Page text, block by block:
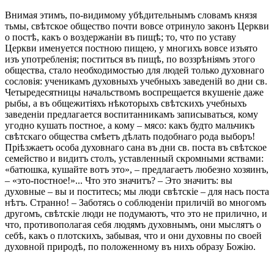
Внимая этимъ, по-видимому убѣдительнымъ словамъ князя
тьмы, свѣтское общество почти вовсе отринуло законъ Церкви
о постѣ, какъ о воздержаніи въ пищѣ; то, что по уставу
Церкви именуется постною пищею, у многихъ вовсе изъято
изъ употребленія; поститься въ пищѣ, по воззрѣніямъ этого
общества, стало необходимостью для людей только духовнаго
сословія: ученикамъ духовныхъ учебныхъ заведеній во дни св.
Четыредесятницы начальствомъ воспрещается вкушеніе даже
рыбы, а въ общежитіяхъ нѣкоторыхъ свѣтскихъ учебныхъ
заведеніи предлагается воспитанникамъ записываться, кому
угодно кушать постное, а кому – мясо: какъ будто мальчикъ
свѣтскаго общества смѣетъ дѣлать подобнаго рода выборъ!
Пріѣзжаетъ особа духовнаго сана въ дни св. поста въ свѣтское
семейство и видитъ столъ, уставленный скромными яствами:
«батюшка, кушайте вотъ это», – предлагаетъ любезно хозяинъ,
– «это-постное!»... Что это значитъ? – Это значитъ: вы
духовные – вы и поститесь; мы люди свѣтскіе – для насъ поста
нѣтъ. Странно! – Заботясь о соблюденіи приличій во многомъ
другомъ, свѣтскіе люди не подумаютъ, что это не прилично, и
что, противополагая себя людямъ духовнымъ, они мыслятъ о
себѣ, какъ о плотскихъ, забывая, что и они духовны по своей
духовной природѣ, по положенному въ нихъ образу Божію.